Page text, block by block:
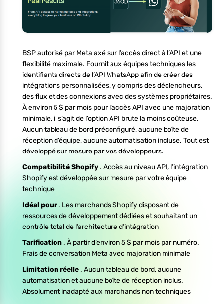
BSP autorisé par Meta axé sur l’accès direct à l’API et une
flexibilité maximale. Fournit aux équipes techniques les
identifiants directs de l’API WhatsApp afin de créer des
intégrations personnalisées, y compris des déclencheurs,
des flux et des connexions avec des systèmes propriétaires.
À environ 5 $ par mois pour l’accès API avec une majoration
minimale, il s’agit de l’option API brute la moins coûteuse.
Aucun tableau de bord préconfiguré, aucune boîte de
réception d’équipe, aucune automatisation incluse. Tout est
développé sur mesure par vos développeurs.
Compatibilité Shopify . Accès au niveau API, l’intégration
Shopify est développée sur mesure par votre équipe
technique
Idéal pour. Les marchands Shopify disposant de
ressources de développement dédiées et souhaitant un
contrôle total de l’architecture d’intégration
Tarification . À partir d’environ 5 $ par mois par numéro.
Frais de conversation Meta avec majoration minimale
Limitation réelle . Aucun tableau de bord, aucune
automatisation et aucune boîte de réception inclus.
Absolument inadapté aux marchands non techniques